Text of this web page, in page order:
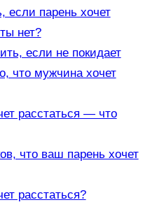
если парень хочет
нет?
если не покидает
что мужчина хочет
расстаться — что
что ваш парень хочет
расстаться?